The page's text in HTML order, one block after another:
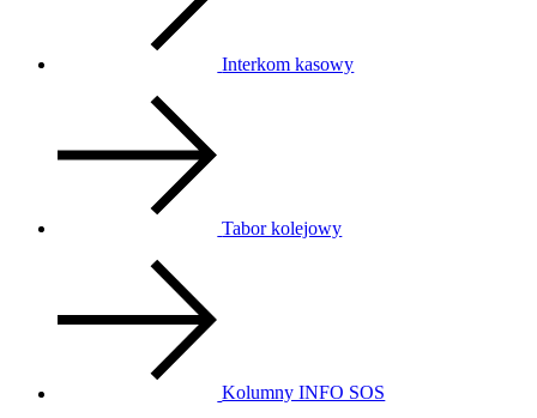
Interkom kasowy
Tabor kolejowy
Kolumny INFO SOS